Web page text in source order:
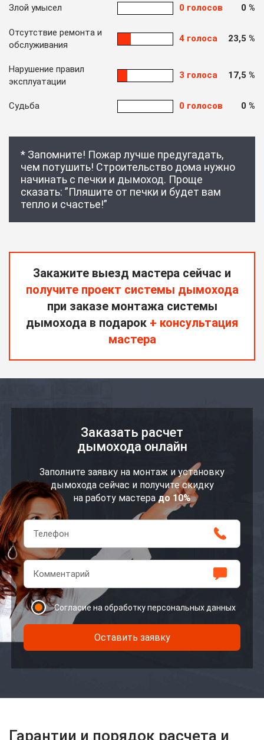
Злой умысел 0 голосов 0 %
Отсутствие ремонта и
обслуживания
4 голоса 23,5 %
Нарушение правил
эксплуатации
3 голоса 17,5 %
Судьба 0 голосов 0 %
* Запомните! Пожар лучше предугадать,
чем потушить! Строительство дома нужно
начинать с печки и дымоход. Проще
сказать: ”Пляшите от печки и будет вам
тепло и счастье!”
Закажите выезд мастера сейчас и
получите проект системы дымохода
при заказе монтажа системы
дымохода в подарок + консультация
мастера
Заказать расчет
дымохода онлайн
Заполните заявку на монтаж и установку
дымохода сейчас и получите скидку
на работу мастера до 10%
Согласие на обработку персональных данных
Оставить заявку
Гарантии и порядок расчета и